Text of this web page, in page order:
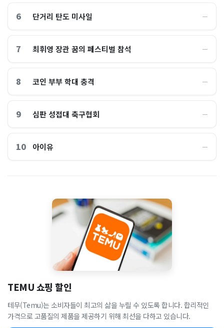
6 단거리 탄도 미사일 ―
7 최휘영 장관 꿈의 페스티벌 참석 ―
8 코인 부부 학대 충격 ―
9 심판 성접대 축구협회 ―
10 아이유 ―
TEMU 쇼핑 할인
테무(Temu)는 소비자들이 최고의 삶을 누릴 수 있도록 합니다. 합리적인
가격으로 고품질의 제품을 제공하기 위해 최선을 다하고 있습니다.